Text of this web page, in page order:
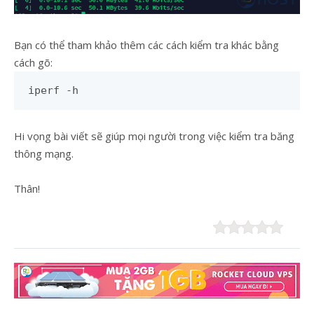
Bạn có thể tham khảo thêm các cách kiểm tra khác bằng
cách gõ:
iperf -h
Hi vọng bài viết sẽ giúp mọi người trong việc kiểm tra băng
thông mạng.
Thân!